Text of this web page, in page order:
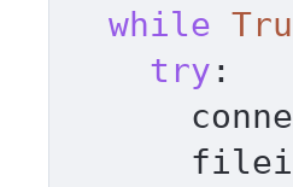
while
try :